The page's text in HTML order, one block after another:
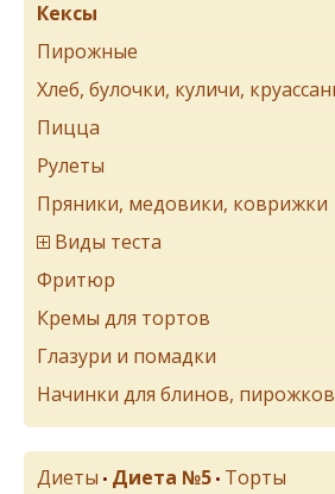
Кексы
Пирожные
Хлеб, булочки, куличи,
Пицца
Рулеты
Пряники, медовики, коврижки
Виды теста
Фритюр
Кремы для тортов
Глазури и помадки
Начинки для блинов,
Диеты • Диета №5 • Торты